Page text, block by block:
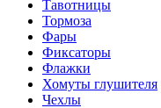
Тавотницы
Тормоза
Фары
Фиксаторы
Флажки
Хомуты глушителя
Чехлы